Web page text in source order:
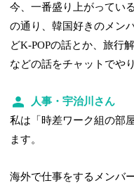
今、一番盛り上がってい
の通り、韓国好きのメン
どK-POPの話とか、旅行
などの話をチャットでや
人事・宇治川さん
私は「時差ワーク組の部
ます。
海外で仕事をするメンバ